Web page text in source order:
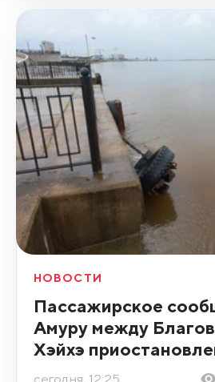
НОВОСТИ
Пассажирское
Амуру между
Хэйхэ